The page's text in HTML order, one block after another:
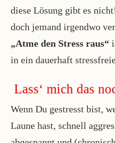
diese Lösung gibt es
doch jemand irgendwo
„Atme den Stress raus“
in ein dauerhaft
Lass‘ mich das
Wenn Du gestresst bist,
Laune hast, schnell